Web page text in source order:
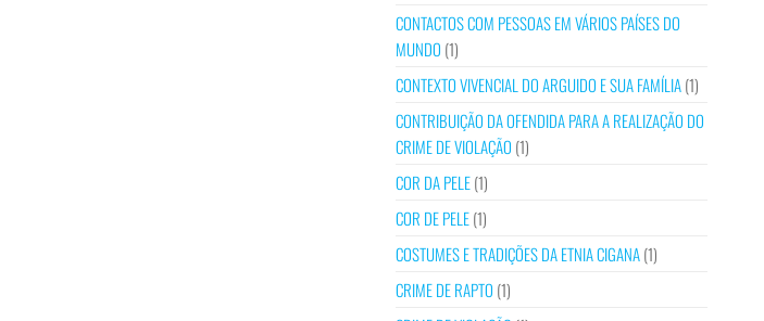
CONTACTOS COM PESSOAS EM VÁRIOS PAÍSES DO
MUNDO (1)
CONTEXTO VIVENCIAL DO ARGUIDO E SUA FAMÍLIA(1)
CONTRIBUIÇÃO DA OFENDIDA PARA A REALIZAÇÃO DO
CRIME DE VIOLAÇÃO (1)
COR DA PELE(1)
COR DE PELE(1)
COSTUMES E TRADIÇÕES DA ETNIA CIGANA(1)
CRIME DE RAPTO (1)